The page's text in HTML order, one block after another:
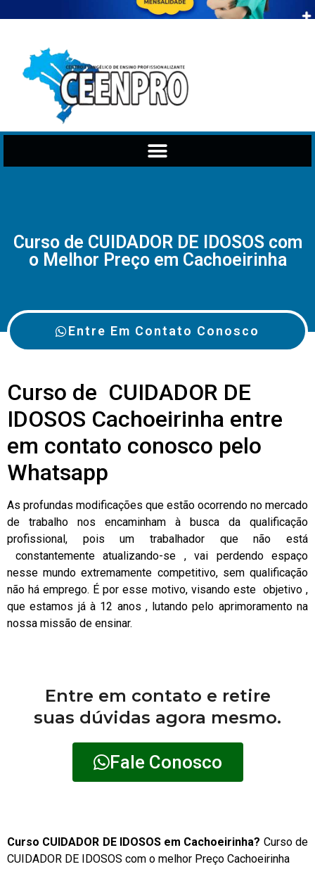
Curso de CUIDADOR DE IDOSOS com
o Melhor Preço em Cachoeirinha
Entre Em Contato Conosco
Curso de CUIDADOR DE
IDOSOS Cachoeirinha entre
em contato conosco pelo
Whatsapp
As profundas modificações que estão ocorrendo no mercado
de trabalho nos encaminham à busca da qualificação
profissional, pois um trabalhador que não está
constantemente atualizando-se , vai perdendo espaço
nesse mundo extremamente competitivo, sem qualificação
não há emprego. É por esse motivo, visando este objetivo ,
que estamos já à 12 anos , lutando pelo aprimoramento na
nossa missão de ensinar.
Entre em contato e retire
suas dúvidas agora mesmo.
Fale Conosco
Curso CUIDADOR DE IDOSOS em Cachoeirinha? Curso de
CUIDADOR DE IDOSOS com o melhor Preço Cachoeirinha